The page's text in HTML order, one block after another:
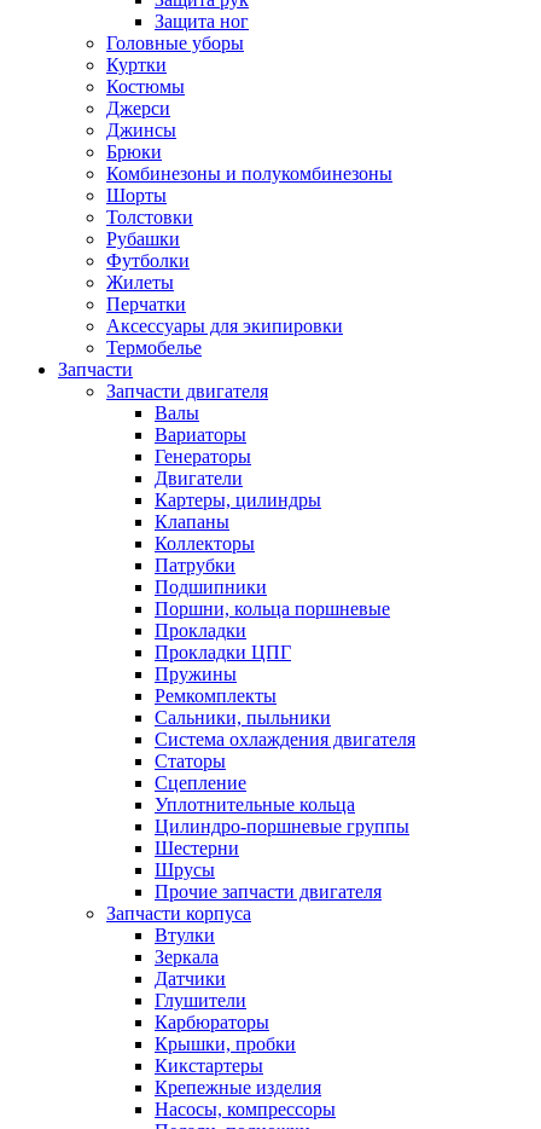
Защита ног
Головные уборы
Куртки
Костюмы
Джерси
Джинсы
Брюки
Комбинезоны и полукомбинезоны
Шорты
Толстовки
Рубашки
Футболки
Жилеты
Перчатки
Аксессуары для экипировки
Термобелье
Запчасти
Запчасти двигателя
Валы
Вариаторы
Генераторы
Двигатели
Картеры, цилиндры
Клапаны
Коллекторы
Патрубки
Подшипники
Поршни, кольца поршневые
Прокладки
Прокладки ЦПГ
Пружины
Ремкомплекты
Сальники, пыльники
Система охлаждения двигателя
Статоры
Сцепление
Уплотнительные кольца
Цилиндро-поршневые группы
Шестерни
Шрусы
Прочие запчасти двигателя
Запчасти корпуса
Втулки
Зеркала
Датчики
Глушители
Карбюраторы
Крышки, пробки
Кикстартеры
Крепежные изделия
Насосы, компрессоры